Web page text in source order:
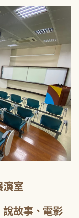
演室
說故事、電影